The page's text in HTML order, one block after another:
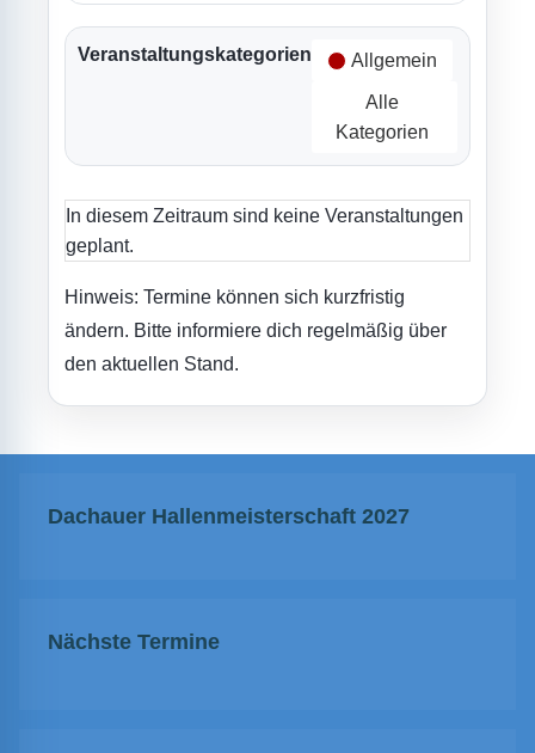
Veranstaltungskategorien Allgemein
Alle
Kategorien
In diesem Zeitraum sind keine Veranstaltungen
geplant.
Hinweis: Termine können sich kurzfristig
ändern. Bitte informiere dich regelmäßig über
den aktuellen Stand.
Dachauer Hallenmeisterschaft 2027
Nächste Termine